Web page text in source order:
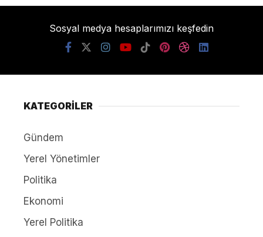
Sosyal medya hesaplarımızı keşfedin
KATEGORİLER
Gündem
Yerel Yönetimler
Politika
Ekonomi
Yerel Politika